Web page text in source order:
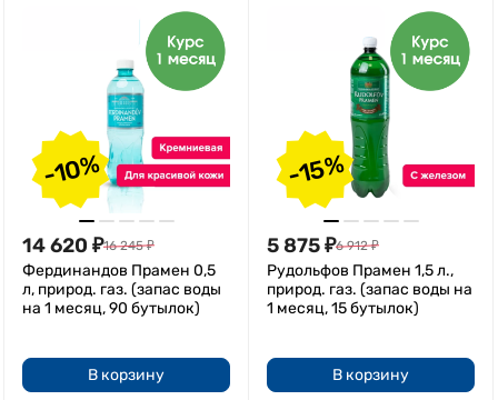
-10%
14 620 ₽16 245 ₽
Фердинандов Прамен 0,5
л, природ. газ. (запас воды
на 1 месяц, 90 бутылок)
В корзину
-15%
5 875₽6 912 ₽
Рудольфов Прамен 1,5 л.,
природ. газ. (запас воды на
1 месяц, 15 бутылок)
В корзину